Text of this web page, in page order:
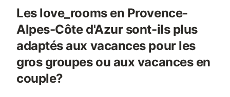
Les love_rooms en Provence-
Alpes-Côte d'Azur sont-ils plus
adaptés aux vacances pour les
gros groupes ou aux vacances en
couple?